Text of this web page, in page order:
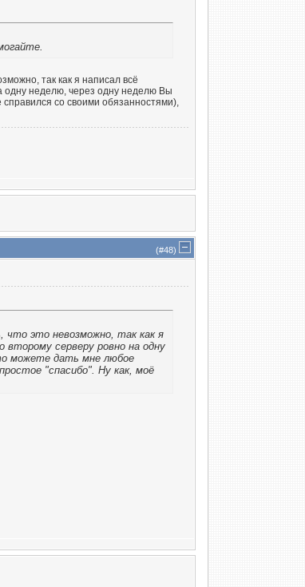
так как я написал всё
одну неделю, через одну неделю Вы
со своими обязанностями),
(#48)
что это невозможно, так как я
серверу ровно на одну
можете дать мне любое
"спасибо". Ну как, моё